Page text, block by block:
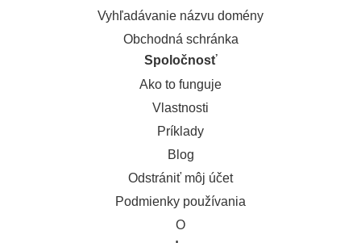
Vyhľadávanie názvu domény
Obchodná schránka
Spoločnosť
Ako to funguje
Vlastnosti
Príklady
Blog
Odstrániť môj účet
Podmienky používania
O